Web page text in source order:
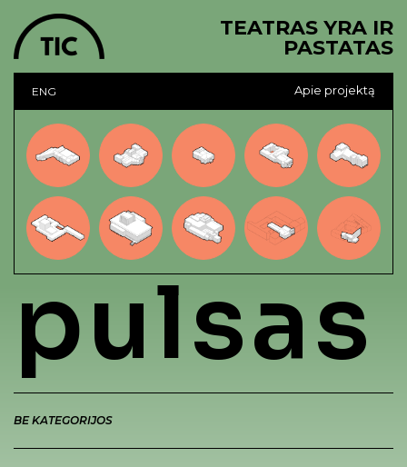
TEATRAS YRA IR
PASTATAS
Apie projektą
ENG
pulsas
BE KATEGORIJOS